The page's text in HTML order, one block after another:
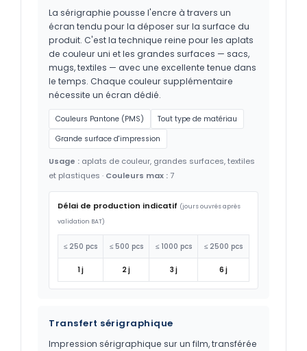
La sérigraphie pousse l'encre à travers un
écran tendu pour la déposer sur la surface du
produit. C'est la technique reine pour les aplats
de couleur uni et les grandes surfaces — sacs,
mugs, textiles — avec une excellente tenue dans
le temps. Chaque couleur supplémentaire
nécessite un écran dédié.
Couleurs Pantone (PMS)
Tout type de matériau
Grande surface d'impression
Usage : aplats de couleur, grandes surfaces, textiles
et plastiques · Couleurs max :7
Délai de production indicatif (jours ouvrés après
validation BAT)
≤ 250 pcs ≤ 500 pcs ≤ 1000 pcs ≤ 2500 pcs
1 j 2 j 3 j 6 j
Transfert sérigraphique
Impression sérigraphique sur un film, transférée